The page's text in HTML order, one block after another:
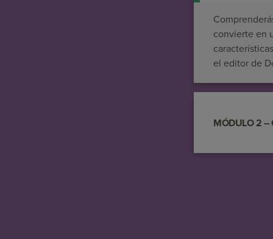
convierte en
el editor de
MÓDULO 2 –